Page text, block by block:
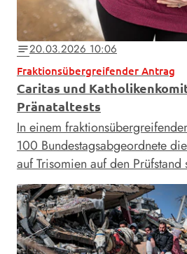
notes20.03.2026 10:06
Fraktionsübergreifender Antrag
Caritas und
Pränataltests
In einem
100 Bundestagsabgeordnete
auf Trisomien auf den